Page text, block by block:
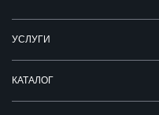
УСЛУГИ
КАТАЛОГ